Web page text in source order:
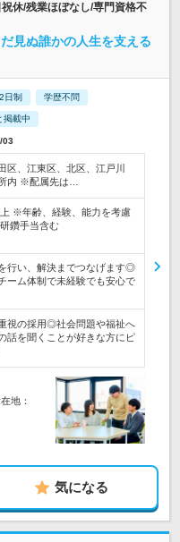
休/残業ほぼなし/専門資格不
見ぬ誰かの人生を支える
日制 学歴不問
掲載中
03
区、江東区、北区、江戸川
内 ※配属先は…
※年齢、経験、能力を考慮
鑽手当含む
行い、解決までつなげます◎
ーム体制で未経験でも安心で
視の採用◎社会問題や福祉へ
話を聞くことが好きな方にピ
地：
気になる